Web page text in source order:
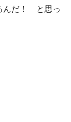
んだ！ と思っ